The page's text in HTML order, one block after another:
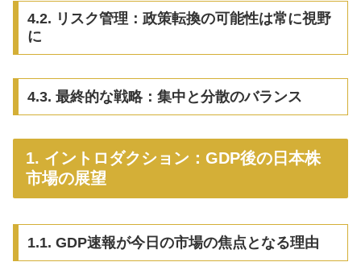
4.2. リスク管理：政策転換の可能性は常に視野
に
4.3. 最終的な戦略：集中と分散のバランス
1. イントロダクション：GDP後の日本株
市場の展望
1.1. GDP速報が今日の市場の焦点となる理由